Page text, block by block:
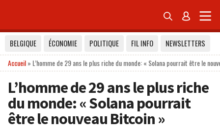
 
BELGIQUE ÉCONOMIE POLITIQUE FIL INFO
NEWSLETTERS
Accueil» L’homme de 29 ans le plus riche du monde: « Solana pourrait être le
L’homme de 29 ans le plus riche
du monde: « Solana pourrait
être le nouveau Bitcoin »